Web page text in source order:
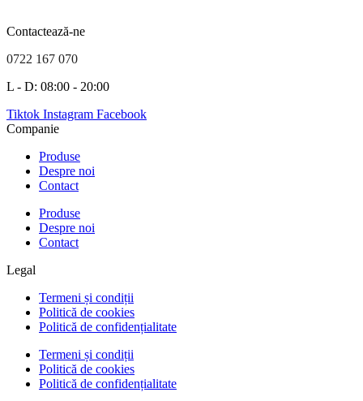
Contactează-ne
0722 167 070
L - D: 08:00 - 20:00
Tiktok Instagram Facebook
Companie
Produse
Despre noi
Contact
Produse
Despre noi
Contact
Legal
Termeni și condiții
Politică de cookies
Politică de confidențialitate
Termeni și condiții
Politică de cookies
Politică de confidențialitate